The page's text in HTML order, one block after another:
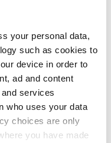
your personal data,
such as cookies to
device in order to
ad and content
services
who uses your data
choices are only
you have made
de
iPaaS en